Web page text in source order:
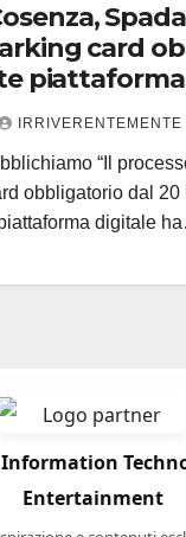
card
a
IRRIVERENTEMENTE
“Il
obbligatorio dal 20
digitale
Entertainment